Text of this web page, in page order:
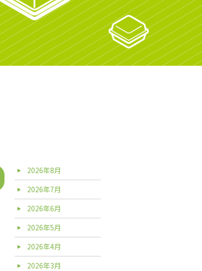
2026年8月
2026年7月
2026年6月
2026年5月
2026年4月
2026年3月